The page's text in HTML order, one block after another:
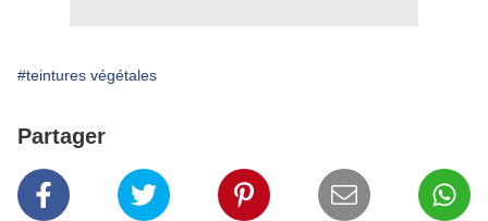
#teintures végétales
Partager